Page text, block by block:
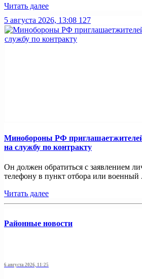
Читать далее
5 августа 2026, 13:08 127
Минобoроны РФ
на службу по контракту
Он должен обратиться с заявлением
телефону в пункт отбора или военный
Читать далее
Районные новости
6 августа 2026, 11:25